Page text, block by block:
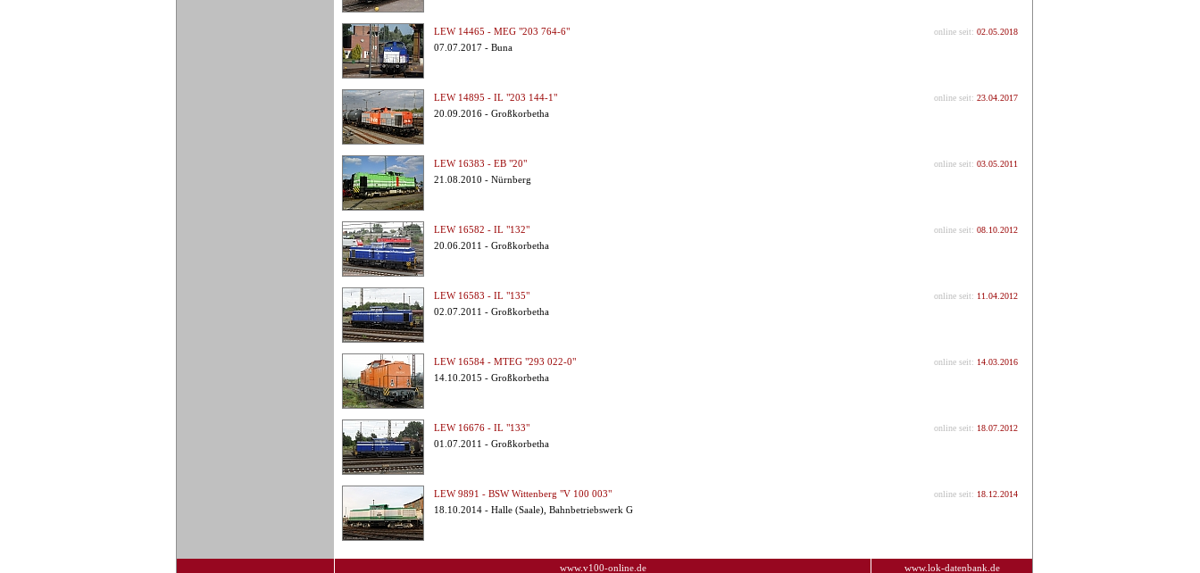
LEW 14465 - MEG "203 764-6" online seit: 02.05.2018
07.07.2017 - Buna
LEW 14895 - IL "203 144-1" online seit: 23.04.2017
20.09.2016 - Großkorbetha
LEW 16383 - EB "20" online seit: 03.05.2011
21.08.2010 - Nürnberg
LEW 16582 - IL "132" online seit: 08.10.2012
20.06.2011 - Großkorbetha
LEW 16583 - IL "135" online seit: 11.04.2012
02.07.2011 - Großkorbetha
LEW 16584 - MTEG "293 022-0" online seit: 14.03.2016
14.10.2015 - Großkorbetha
LEW 16676 - IL "133" online seit: 18.07.2012
01.07.2011 - Großkorbetha
LEW 9891 - BSW Wittenberg "V 100 003" online seit: 18.12.2014
18.10.2014 - Halle (Saale), Bahnbetriebswerk G
www.v100-online.de www.lok-datenbank.de